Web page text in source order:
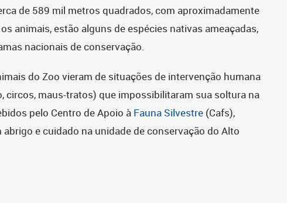
de 589 mil metros quadrados, com aproximadamente
animais, estão alguns de espécies nativas ameaçadas,
nacionais de conservação.
do Zoo vieram de situações de intervenção humana
circos, maus-tratos) que impossibilitaram sua soltura na
pelo Centro de Apoio à Fauna Silvestre (Cafs),
e cuidado na unidade de conservação do Alto